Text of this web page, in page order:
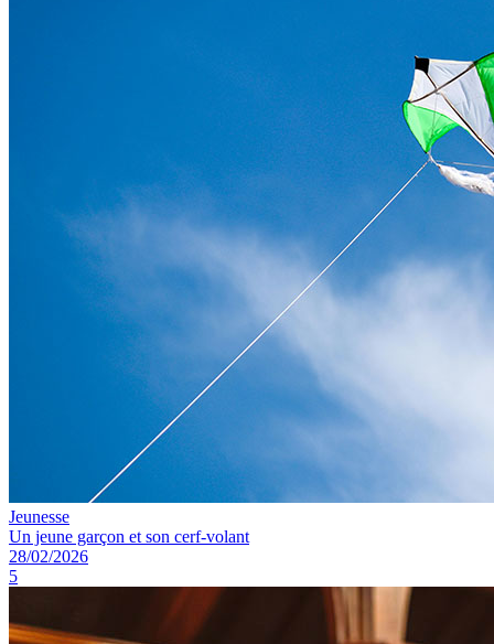
Jeunesse
Un jeune garçon et son cerf-volant
28/02/2026
5